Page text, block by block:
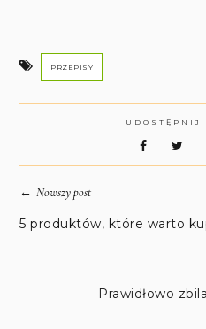
PRZEPISY
UDOSTĘPNIJ
←Nowszy post
5 produktów, które warto
Prawidłowo